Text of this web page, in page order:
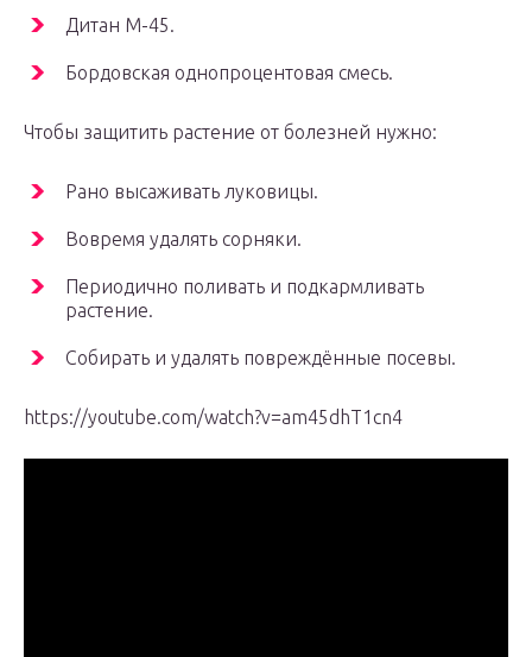
Дитан М-45.
Бордовская однопроцентовая смесь.
Чтобы защитить растение от болезней нужно:
Рано высаживать луковицы.
Вовремя удалять сорняки.
Периодично поливать и подкармливать
растение.
Собирать и удалять повреждённые посевы.
https://youtube.com/watch?v=am45dhT1cn4